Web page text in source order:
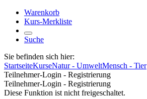
Warenkorb
Kurs-Merkliste
Suche
Sie befinden sich hier:
StartseiteKurseNatur - UmweltMensch - Tier
Teilnehmer-Login - Registrierung
Teilnehmer-Login - Registrierung
Diese Funktion ist nicht freigeschaltet.